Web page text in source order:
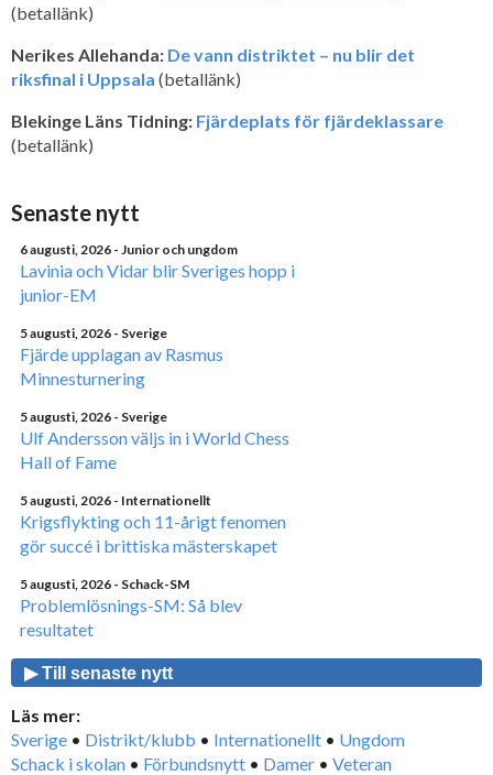
(betallänk)
Nerikes Allehanda: De vann distriktet – nu blir det
riksfinal i Uppsala (betallänk)
Blekinge Läns Tidning: Fjärdeplats för fjärdeklassare
(betallänk)
Senaste nytt
6 augusti, 2026 - Junior och ungdom
Lavinia och Vidar blir Sveriges hopp i
junior-EM
5 augusti, 2026 - Sverige
Fjärde upplagan av Rasmus
Minnesturnering
5 augusti, 2026 - Sverige
Ulf Andersson väljs in i World Chess
Hall of Fame
5 augusti, 2026 - Internationellt
Krigsflykting och 11-årigt fenomen
gör succé i brittiska mästerskapet
5 augusti, 2026 - Schack-SM
Problemlösnings-SM: Så blev
resultatet
▶ Till senaste nytt
Läs mer:
Sverige • Distrikt/klubb • Internationellt • Ungdom
Schack i skolan • Förbundsnytt • Damer • Veteran